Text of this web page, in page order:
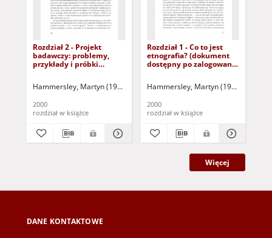
Rozdział 2 - Projekt
badawczy: problemy,
przykłady i próbki
osób z dysfunkcją
Hammersley, Martyn (1949- ) Atkinson, Paul (1947- ) Dymczyk,
2000
rozdział w książce
Rozdział 1 - Co to jest
etnografia? (dokument
dostępny po zalogowaniu
Hammersley, Martyn (1949- )
2000
rozdział w książce
Więcej
DANE KONTAKTOWE